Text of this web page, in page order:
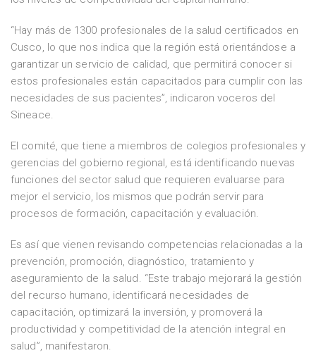
“Hay más de 1300 profesionales de la salud certificados en
Cusco, lo que nos indica que la región está orientándose a
garantizar un servicio de calidad, que permitirá conocer si
estos profesionales están capacitados para cumplir con las
necesidades de sus pacientes”, indicaron voceros del
Sineace.
El comité, que tiene a miembros de colegios profesionales y
gerencias del gobierno regional, está identificando nuevas
funciones del sector salud que requieren evaluarse para
mejor el servicio, los mismos que podrán servir para
procesos de formación, capacitación y evaluación.
Es así que vienen revisando competencias relacionadas a la
prevención, promoción, diagnóstico, tratamiento y
aseguramiento de la salud. “Este trabajo mejorará la gestión
del recurso humano, identificará necesidades de
capacitación, optimizará la inversión, y promoverá la
productividad y competitividad de la atención integral en
salud”, manifestaron.